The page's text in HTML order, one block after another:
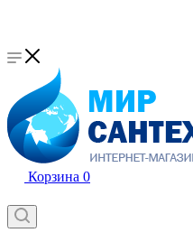
Корзина 0